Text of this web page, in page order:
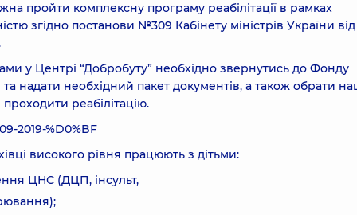
пройти комплексну програму реабілітації в рамках
згідно постанови №309 Кабінету міністрів України від
у Центрі “Добробуту” необхідно звернутись до Фонду
надати необхідний пакет документів, а також обрати
реабілітацію.
2019-%D0%BF
високого рівня працюють з дітьми:
ЦНС (ДЦП, інсульт,